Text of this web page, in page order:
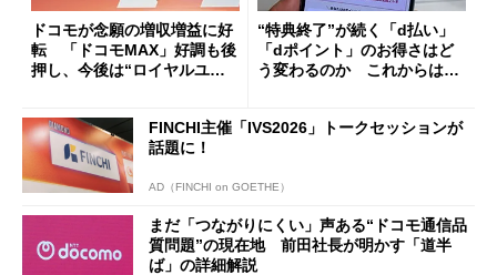
ドコモが念願の増収増益に好
転 「ドコモMAX」好調も後
押し、今後は“ロイヤルユー
“特典終了”が続く「d払い」
「dポイント」のお得さはど
う変わるのか これからは
FINCHI主催「IVS2026」トークセッションが
話題に！
AD（FINCHI on GOETHE）
まだ「つながりにくい」声ある“ドコモ通信品
質問題”の現在地 前田社長が明かす「道半
ば」の詳細解説